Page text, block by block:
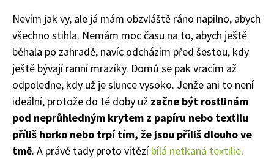
Nevím jak vy, ale já mám obzvláště ráno napilno, abych
všechno stihla. Nemám moc času na to, abych ještě
běhala po zahradě, navíc odcházím před šestou, kdy
ještě bývají ranní mrazíky. Domů se pak vracím až
odpoledne, kdy už je slunce vysoko. Jenže ani to není
ideální, protože do té doby už začne být rostlinám
pod neprůhledným krytem z papíru nebo textilu
příliš horko nebo trpí tím, že jsou příliš dlouho ve
tmě. A právě tady proto vítězíbílá netkaná textilie.